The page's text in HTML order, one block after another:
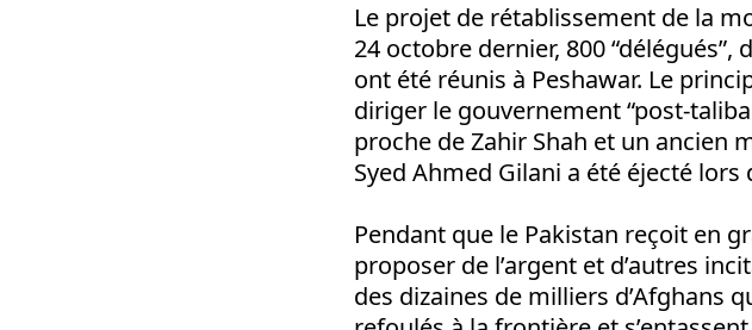
Le projet de rétablissement de la
24 octobre dernier, 800
ont été réunis à Peshawar. Le
diriger le gouvernement “post-
proche de Zahir Shah et un ancien
Syed Ahmed Gilani a été éjecté lors
Pendant que le Pakistan reçoit en
proposer de l’argent et d’autres
des dizaines de milliers d’Afghans